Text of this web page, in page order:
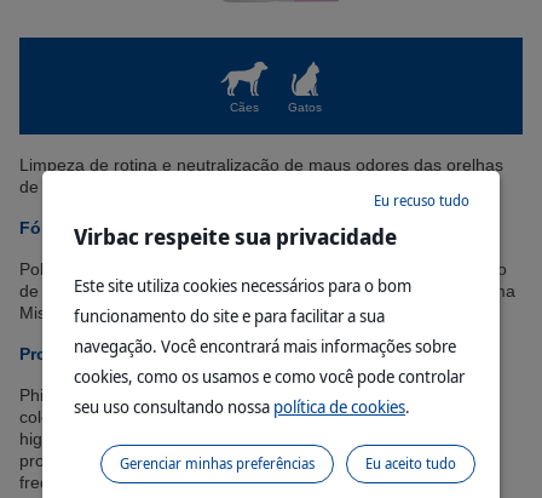
Cães Gatos
Limpeza de rotina e neutralização de maus odores das orelhas
de cães e gatos.
Fórmula
Polissorbato, Triglicérides dos Ácidos Cáprico-Caprílico, Cloreto
de Sódio, Preserval PE, Edetato de Sódio,Trietanolamina, Aroma
Mistura, Água Purificada.
Propriedades
Phisioderm
Limpador Auricular é uma solução ceruminolítica
coloidal não espumante e isotônica, que garante uma perfeita
higienização das orelhas de cães e gatos. O pH fisiológico do
produto (idêntico ao da pele do animal) permite seu uso
frequente.
Virbac respeite sua privacidade
Este site utiliza cookies necessários para o bom
funcionamento do site e para facilitar a sua
navegação. Você encontrará mais informações sobre
cookies, como os usamos e como você pode controlar
seu uso consultando nossa política de cookies.
Eu recuso tudo
Eu aceito tudo
Gerenciar minhas preferências